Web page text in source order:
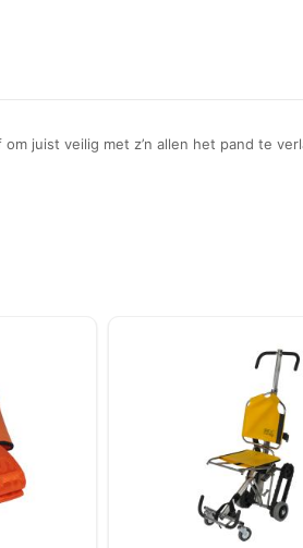
juist veilig met z’n allen het pand te